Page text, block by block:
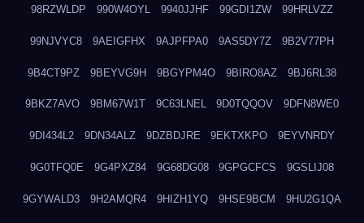
98RZWLDP 990W4OYL 9940JJHF 99GDI1ZW 99HRLVZZ
99NJVYC8 9AEIGFHX 9AJPFPA0 9AS5DY7Z 9B2V77PH
9B4CT9PZ 9BEYVG9H 9BGYPM4O 9BIRO8AZ 9BJ6RL38
9BKZ7AVO 9BM67W1T 9C63LNEL 9D0TQQOV 9DFN8WE0
9DI434L2 9DN34ALZ 9DZBDJRE 9EKTXKPO 9EYVNRDY
9G0TFQ0E 9G4PXZ84 9G68DG08 9GPGCFCS 9GSLIJ08
9GYWALD3 9H2AMQR4 9HIZH1YQ 9HSE9BCM 9HU2G1QA